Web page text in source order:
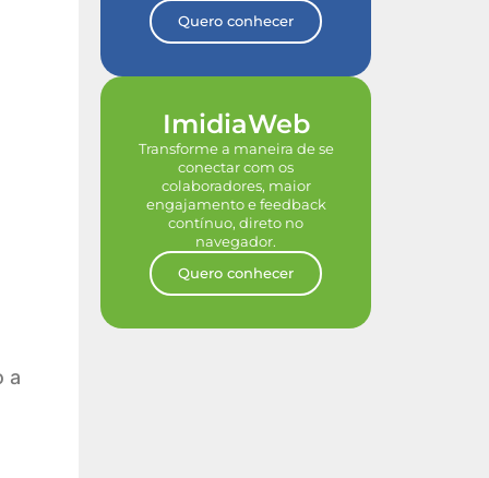
a
Quero conhecer
ImidiaWeb
Transforme a maneira de se
conectar com os
colaboradores, maior
engajamento e feedback
contínuo, direto no
navegador.
Quero conhecer